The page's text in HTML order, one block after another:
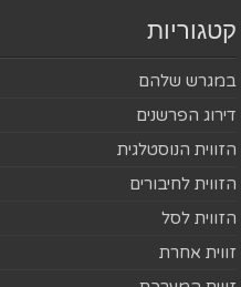
קטגוריות
במגרש שלהם
דירוג הפרשנים
הזווית הנוסטלגית
הזווית לחיבורים
הזווית לסל
זווית אחרת